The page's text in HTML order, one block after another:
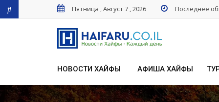
Пятница , Август 7 , 2026 Последнее
НОВОСТИ ХАЙФЫ АФИША ХАЙФЫ